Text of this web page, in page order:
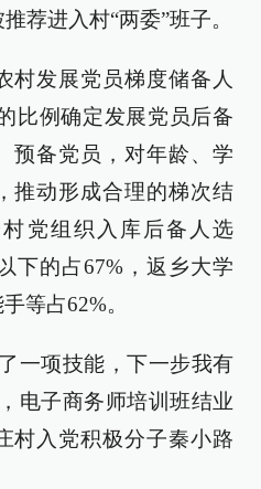
荐进入村“两委”班子。
村发展党员梯度储备人
比例确定发展党员后备
预备党员，对年龄、学
推动形成合理的梯次结
党组织入库后备人选
下的占67%，返乡大学
等占62%。
一项技能，下一步我有
电子商务师培训班结业
村入党积极分子秦小路